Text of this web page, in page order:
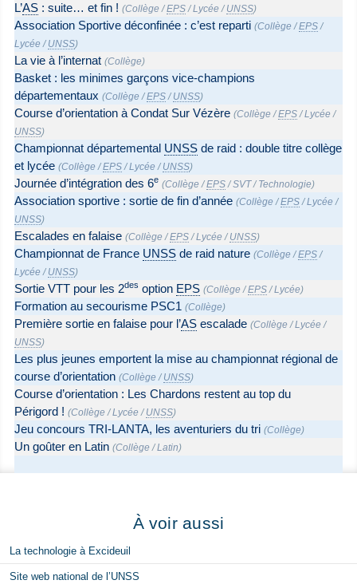
L’AS : suite… et fin ! (Collège /EPS /Lycée / UNSS)
Association Sportive déconfinée : c’est reparti (Collège /EPS /
Lycée / UNSS)
La vie à l’internat (Collège)
Basket : les minimes garçons vice-champions
départementaux (Collège /EPS / UNSS)
Course d’orientation à Condat Sur Vézère (Collège /EPS /Lycée /
UNSS)
Championnat départemental UNSS de raid : double titre collège
et lycée (Collège /EPS /Lycée / UNSS)
Journée d’intégration des 6e (Collège /EPS /SVT/ Technologie)
Association sportive : sortie de fin d’année (Collège /EPS /Lycée /
UNSS)
Escalades en falaise (Collège /EPS /Lycée / UNSS)
Championnat de France UNSS de raid nature (Collège /EPS /
Lycée / UNSS)
Sortie VTT pour les 2des option EPS (Collège /EPS /Lycée)
Formation au secourisme PSC1 (Collège)
Première sortie en falaise pour l’AS escalade (Collège /Lycée /
UNSS)
Les plus jeunes emportent la mise au championnat régional de
course d’orientation (Collège / UNSS)
Course d’orientation : Les Chardons restent au top du
Périgord ! (Collège /Lycée / UNSS)
Jeu concours TRI-LANTA, les aventuriers du tri (Collège)
Un goûter en Latin (Collège /Latin)
À voir aussi
La technologie à Excideuil
Site web national de l’UNSS